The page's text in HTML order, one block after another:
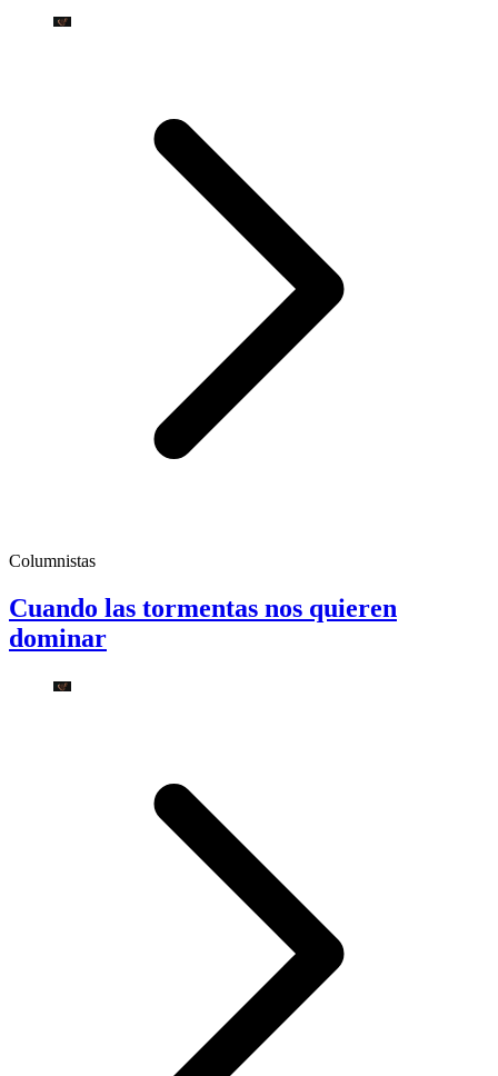
Columnistas
Cuando las tormentas nos quieren
dominar